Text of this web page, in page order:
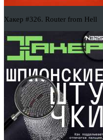
Хакер #326. Router from Hell